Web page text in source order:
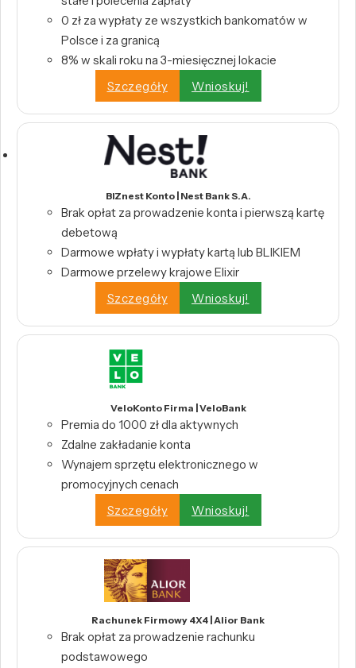
0 zł za wypłaty ze wszystkich bankomatów w
Polsce i za granicą
8% w skali roku na 3-miesięcznej lokacie
Szczegóły
Wnioskuj!
BIZnest Konto | Nest Bank S.A.
Brak opłat za prowadzenie konta i pierwszą kartę
debetową
Darmowe wpłaty i wypłaty kartą lub BLIKIEM
Darmowe przelewy krajowe Elixir
Szczegóły
Wnioskuj!
VeloKonto Firma | VeloBank
Premia do 1000 zł dla aktywnych
Zdalne zakładanie konta
Wynajem sprzętu elektronicznego w
promocyjnych cenach
Szczegóły
Wnioskuj!
Rachunek Firmowy 4X4 | Alior Bank
Brak opłat za prowadzenie rachunku
podstawowego